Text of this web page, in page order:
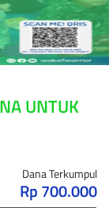
UNTUK
Dana Terkumpul
Rp 700.000